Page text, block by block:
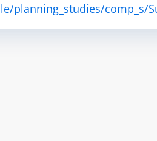
planning_studies/comp_s/